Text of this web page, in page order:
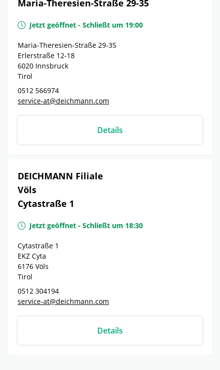
Maria-Theresien-Straße 29-35
Jetzt geöffnet - Schließt um 19:00
Maria-Theresien-Straße 29-35
Erlerstraße 12-18
6020 Innsbruck
Tirol
0512 566974
service-at@deichmann.com
Details
DEICHMANN Filiale
Völs
Cytastraße 1
Jetzt geöffnet - Schließt um 18:30
Cytastraße 1
EKZ Cyta
6176 Völs
Tirol
0512 304194
service-at@deichmann.com
Details